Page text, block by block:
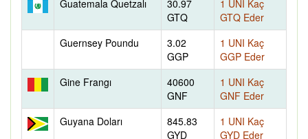
Guatemala Quetzalı
30.97
GTQ
1 UNI Kaç
GTQ Eder
Guernsey Poundu
3.02
GGP
1 UNI Kaç
GGP Eder
Gine Frangı
40600
GNF
1 UNI Kaç
GNF Eder
Guyana Doları
845.83
GYD
1 UNI Kaç
GYD Eder